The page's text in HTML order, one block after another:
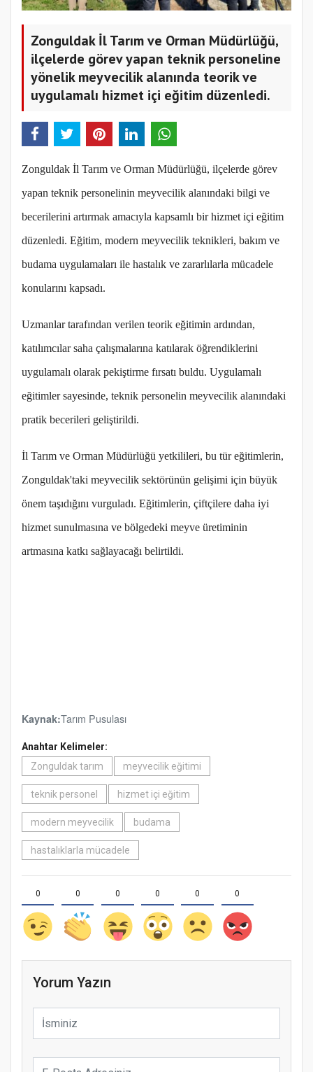
Zonguldak İl Tarım ve Orman Müdürlüğü,
ilçelerde görev yapan teknik personeline
yönelik meyvecilik alanında teorik ve
uygulamalı hizmet içi eğitim düzenledi.
Zonguldak İl Tarım ve Orman Müdürlüğü, ilçelerde görev
yapan teknik personelinin meyvecilik alanındaki bilgi ve
becerilerini artırmak amacıyla kapsamlı bir hizmet içi eğitim
düzenledi. Eğitim, modern meyvecilik teknikleri, bakım ve
budama uygulamaları ile hastalık ve zararlılarla mücadele
konularını kapsadı.
Uzmanlar tarafından verilen teorik eğitimin ardından,
katılımcılar saha çalışmalarına katılarak öğrendiklerini
uygulamalı olarak pekiştirme fırsatı buldu. Uygulamalı
eğitimler sayesinde, teknik personelin meyvecilik alanındaki
pratik becerileri geliştirildi.
İl Tarım ve Orman Müdürlüğü yetkilileri, bu tür eğitimlerin,
Zonguldak'taki meyvecilik sektörünün gelişimi için büyük
önem taşıdığını vurguladı. Eğitimlerin, çiftçilere daha iyi
hizmet sunulmasına ve bölgedeki meyve üretiminin
artmasına katkı sağlayacağı belirtildi.
Kaynak:Tarım Pusulası
Anahtar Kelimeler:
Zonguldak tarım
meyvecilik eğitimi
teknik personel hizmet içi eğitim
modern meyvecilik budama
hastalıklarla mücadele
0 0 0 0 0 0
Yorum Yazın